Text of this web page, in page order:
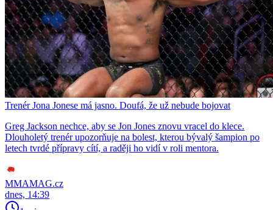
Trenér Jona Jonese má jasno. Doufá, že už nebude bojovat
Greg Jackson nechce, aby se Jon Jones znovu vracel do klece.
Dlouholetý trenér upozorňuje na bolest, kterou bývalý šampion po
letech tvrdé přípravy cítí, a raději ho vidí v roli mentora.
MMAMAG.cz
dnes, 14:39